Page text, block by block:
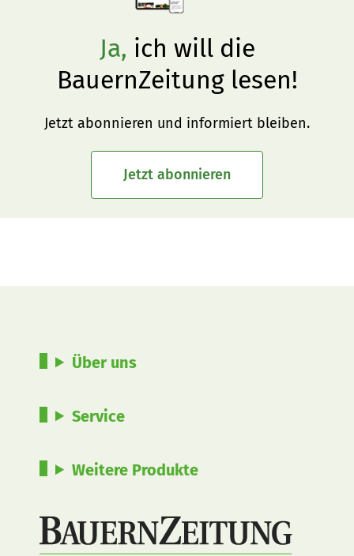
Ja, ich will die
BauernZeitung lesen!
Jetzt abonnieren und informiert bleiben.
Jetzt abonnieren
Über uns
Service
Weitere Produkte